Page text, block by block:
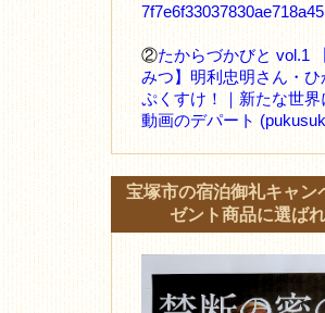
7f7e6f33037830ae718a45
②たからづかびと vol.1
みつ】明利忠明さん・ひ
ぷくすけ！｜新たな世界
動画のデパート
宝塚市の宿泊御礼キャン
ゼント商品に選ば